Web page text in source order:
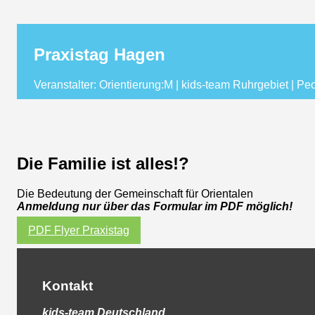
Praxistag Hagen
Veranstalter: Orientierung:M | kids-team Ruhrgebiet |
Die Familie ist alles!?
Die Bedeutung der Gemeinschaft für Orientalen
Anmeldung nur über das Formular im PDF möglich!
PDF Flyer Praxistag
Kontakt